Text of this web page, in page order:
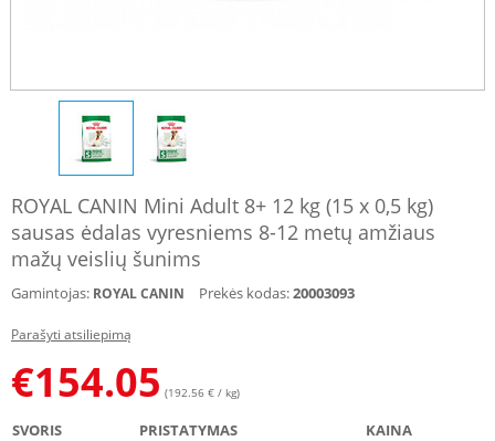
ROYAL CANIN Mini Adult 8+ 12 kg (15 x 0,5 kg)
sausas ėdalas vyresniems 8-12 metų amžiaus
mažų veislių šunims
Gamintojas: ROYAL CANIN Prekės kodas:20003093
Parašyti atsiliepimą
€154.05 (192.56 € / kg)
SVORIS PRISTATYMAS KAINA